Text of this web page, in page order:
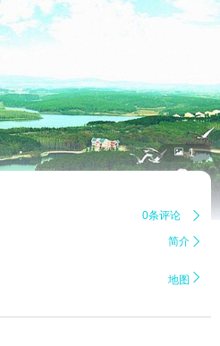
 1
0条评论 
简介 
地图 